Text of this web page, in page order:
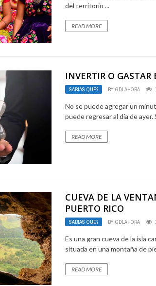
del territorio ...
READ MORE
INVERTIR O GASTAR
SABIAS QUE? BYGDLAHORA
No se puede agregar un
puede regresar al día de ayer.
READ MORE
CUEVA DE LA
PUERTO RICO
SABIAS QUE? BYGDLAHORA
Es una gran cueva de la isla
situada en una montaña de
READ MORE